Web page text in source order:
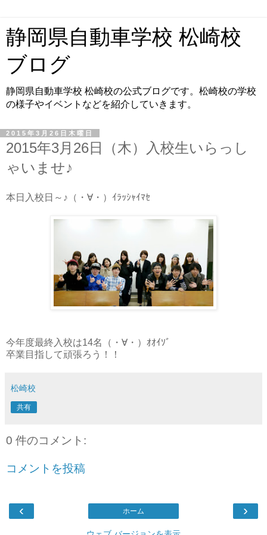
静岡県自動車学校 松崎校
ブログ
静岡県自動車学校 松崎校の公式ブログです。松崎校の学校
の様子やイベントなどを紹介していきます。
2015年3月26日木曜日
2015年3月26日（木）入校生いらっし
ゃいませ♪
本日入校日～♪（・∀・）ｲﾗｯｼｬｲﾏｾ
今年度最終入校は14名（・∀・）ｵｵｲｿﾞ
卒業目指して頑張ろう！！
松崎校
共有
0 件のコメント:
コメントを投稿
‹ ›
ホーム